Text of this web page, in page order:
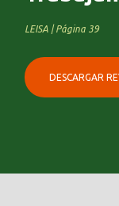
LEISA | Página 39
DESCARGAR